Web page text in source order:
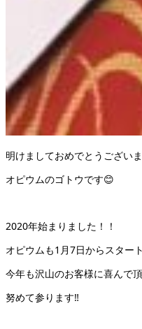
明けましておめでとうござい
オピウムのゴトウです😊
2020年始まりました！！
オピウムも1月7日からスター
今年も沢山のお客様に喜んで
努めて参ります‼️